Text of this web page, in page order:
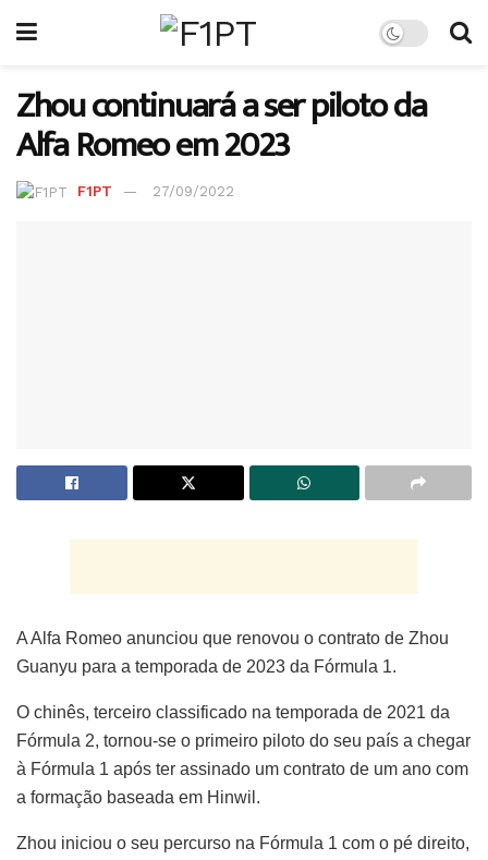
Zhou continuará a ser piloto da
Alfa Romeo em 2023
F1PT 27/09/2022
A Alfa Romeo anunciou que renovou o contrato de Zhou
Guanyu para a temporada de 2023 da Fórmula 1.
O chinês, terceiro classificado na temporada de 2021 da
Fórmula 2, tornou-se o primeiro piloto do seu país a chegar
à Fórmula 1 após ter assinado um contrato de um ano com
a formação baseada em Hinwil.
Zhou iniciou o seu percurso na Fórmula 1 com o pé direito,